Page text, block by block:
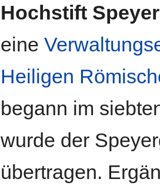
Navigation
Suche
Hochstift Speyer
eine
Heiligen
begann im
wurde der
übertragen.